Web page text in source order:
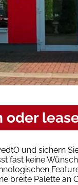
oder
und sichern
fast keine
breite Palette an